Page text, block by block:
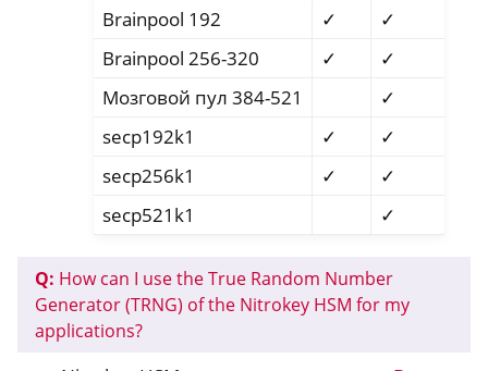
Brainpool 192
✓
✓
Brainpool 256-320
✓
✓
Мозговой пул 384-521
✓
secp192k1
✓
✓
secp256k1
✓
✓
secp521k1
✓
Q: How can I use the True Random Number
Generator (TRNG) of the Nitrokey HSM for my
applications?